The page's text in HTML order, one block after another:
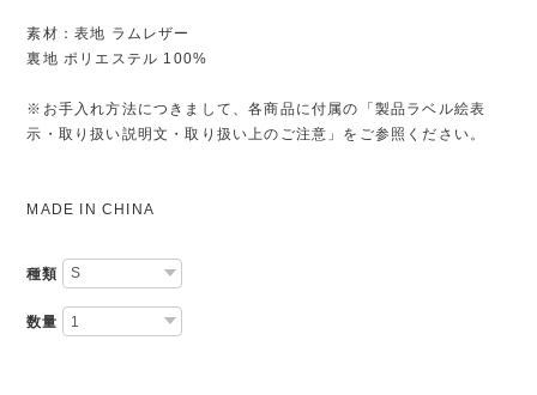
素材：表地 ラムレザー
裏地 ポリエステル 100%
※お手入れ方法につきまして、各商品に付属の「製品ラベル絵表
示・取り扱い説明文・取り扱い上のご注意」をご参照ください。
MADE IN CHINA
種類
数量